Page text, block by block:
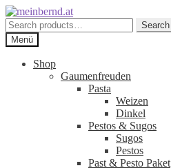
Zur
Navigation
springen
Zum
Inhalt
springen
Search
for:
Search
Menü
Shop
Gaumenfreuden
Pasta
Weizen
Dinkel
Pestos & Sugos
Sugos
Pestos
Past & Pesto Paket